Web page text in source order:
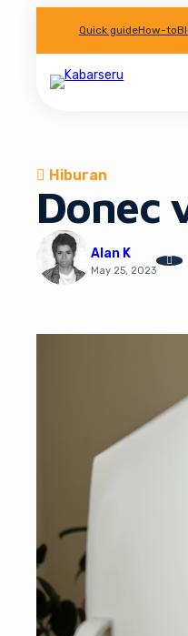
Quick guideHow-to
Hiburan
Donec
Alan K
May 25, 2023